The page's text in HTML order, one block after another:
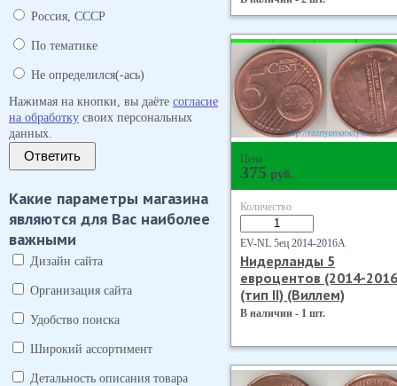
Россия, СССР
По тематике
Не определился(-ась)
Нажимая на кнопки, вы даёте согласие
на обработку своих персональных
данных.
Ответить
Какие параметры магазина
являются для Вас наиболее
важными
Дизайн сайта
Организация сайта
Удобство поиска
Широкий ассортимент
Детальность описания товара
Цена
375 руб.
Количество
EV-NL 5ец 2014-2016А
Нидерланды 5
евроцентов (2014-
(тип II) (Виллем)
В наличии - 1 шт.